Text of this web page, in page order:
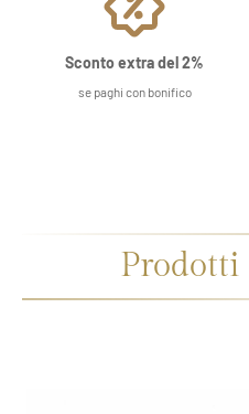
Sconto extra del 2%
se paghi con bonifico